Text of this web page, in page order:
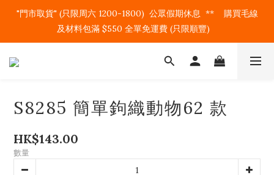
"門市取貨" (只限周六 1200-1800)  公眾假期休息  **    購買毛線
及材料包滿 $550 全單免運費 (只限順豐)
S8285 簡單鉤織動物62 款
HK$143.00
數量